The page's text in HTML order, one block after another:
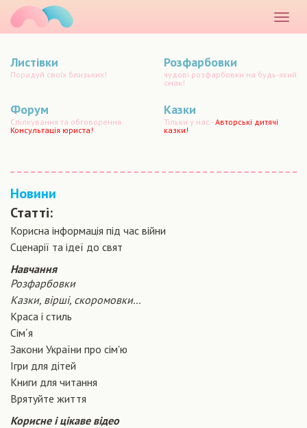
меню
Листівки
Порадуй своїх близьких!
Розфарбовки
чудові розфарбовки на будь-який
смак!
Форум
Спілкування та обговорення.
Консультація юриста!
Казки
Тільки у нас -Авторські дитячі
казки!
Новини
Статті:
Корисна інформація під час війни
Сценарiї та iдеї до свят
Навчання
Розфарбовки
Казки, вірші, скоромовки...
Краса і стиль
Сiм´я
Закони України про сiм'ю
Ігри для дітей
Книги для читання
Врятуйте життя
Корисне і цікаве відео